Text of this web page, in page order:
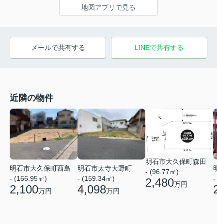
地図アプリで見る
メールで共有する LINEで共有する
近隣の物件
明石市大久保町西島
- (166.95㎡)
2,100万円
明石市太寺大野町
- (159.34㎡)
4,098万円
明石市大久保町森田
- (96.77㎡)
2,480万円
-